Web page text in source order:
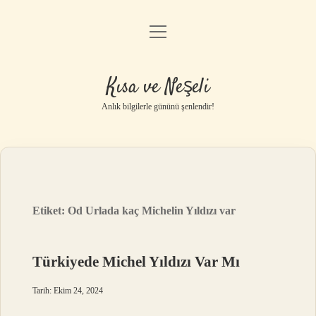
Anasayfa
Yasal Uyarı
menüyü
Kısa ve Neşeli
Anlık bilgilerle gününü şenlendir!
Etiket:Od Urlada kaç Michelin Yıldızı var
Türkiyede Michel Yıldızı Var Mı
Tarih: Ekim 24, 2024